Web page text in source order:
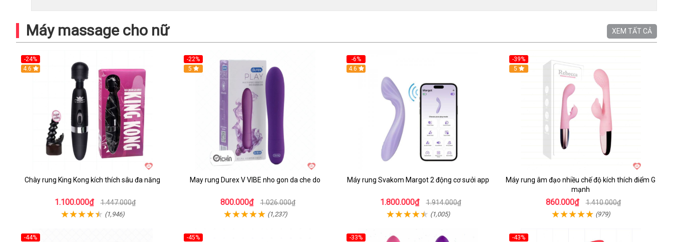
Máy massage cho nữ XEM TẤT CẢ
-24%
4.6
Chày rung King Kong kích thích sâu đa năng
1.100.000₫ 1.447.000₫
(1,946)
-22%
Hot
5
May rung Durex V VIBE nho gon da che do
800.000₫ 1.026.000₫
(1,237)
-6%
4.6
Máy rung Svakom Margot 2 động cơ sưởi app
1.800.000₫ 1.914.000₫
(1,005)
-39%
Hot
5
Máy rung âm đạo nhiều chế độ kích thích điểm G
mạnh
860.000₫ 1.410.000₫
(979)
-44% -45% -33% -43%